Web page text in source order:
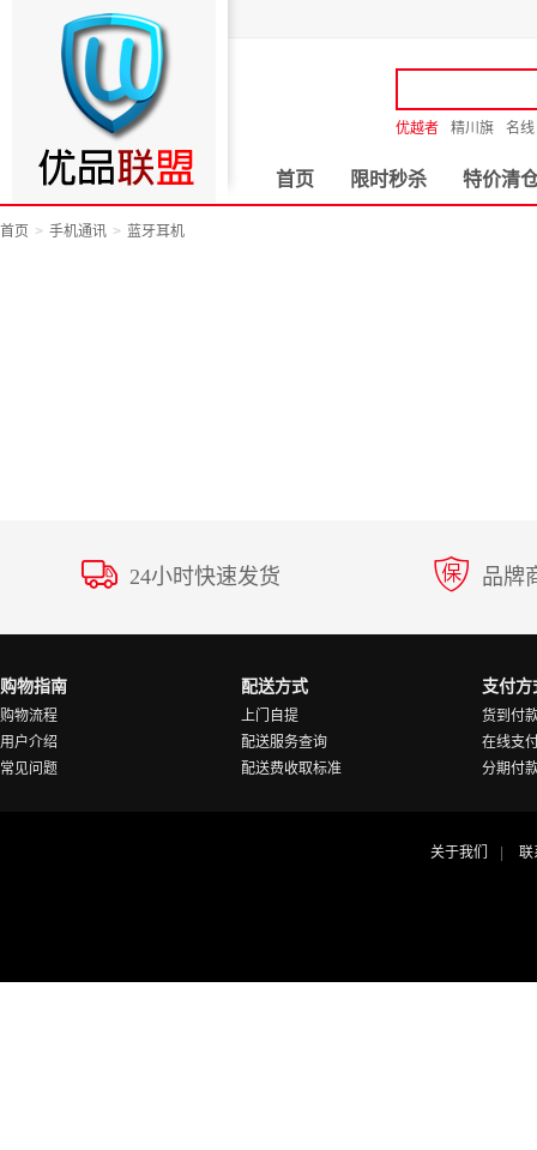
优越者 精川旗 名线
首页 限时秒杀 特价清
首页 手机通讯 蓝牙耳机
24小时快速发货 品牌
购物指南
购物流程
用户介绍
常见问题
配送方式
上门自提
配送服务查询
配送费收取标准
支付方
货到付
在线支
分期付
关于我们 联